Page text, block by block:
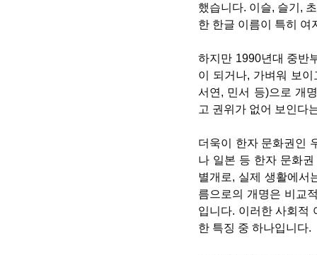
했습니다. 이슬, 슬기,
한 한글 이름이 특히 여
하지만 1990년대 중반
이 되거나, 가벼워 보
서연, 민서 등)으로 개
고 권위가 없어 보인다
더욱이 한자 문화권인
나 일본 등 한자 문화
별개로, 실제 생활에서
름으로의 개명은 비교
입니다. 이러한 사회적
한 특징 중 하나입니다.